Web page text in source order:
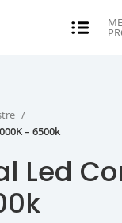
– 6500k
Led